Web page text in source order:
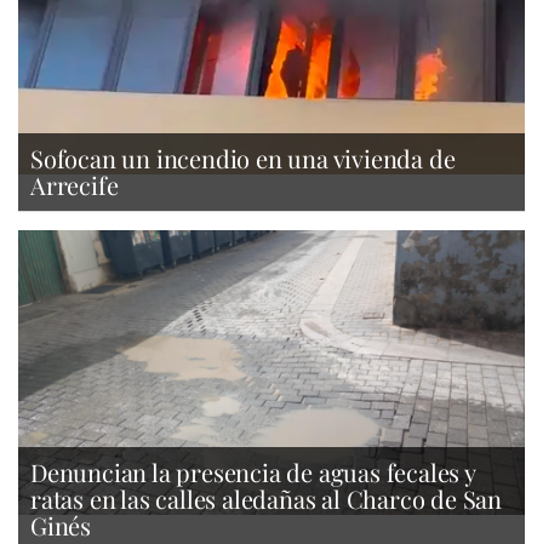
Sofocan un incendio en una vivienda de
Arrecife
Denuncian la presencia de aguas fecales y
ratas en las calles aledañas al Charco de San
Ginés